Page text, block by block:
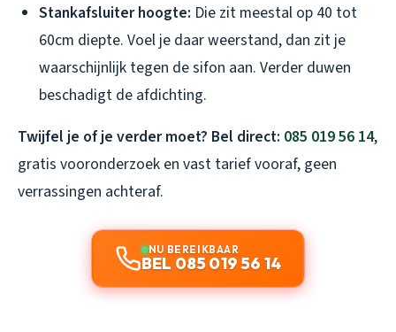
Stankafsluiter hoogte: Die zit meestal op 40 tot
60cm diepte. Voel je daar weerstand, dan zit je
waarschijnlijk tegen de sifon aan. Verder duwen
beschadigt de afdichting.
Twijfel je of je verder moet? Bel direct: 085 019 56 14,
gratis vooronderzoek en vast tarief vooraf, geen
verrassingen achteraf.
NU BEREIKBAAR
BEL 085 019 56 14